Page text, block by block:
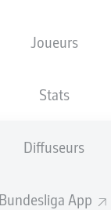
Joueurs
Stats
Diffuseurs
Bundesliga App